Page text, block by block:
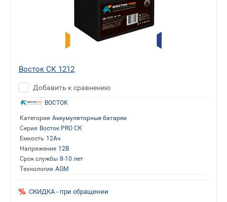
Восток СК 1212
Добавить к сравнению
ВОСТОК
Категория Аккумуляторные батареи
Серия Восток PRO СК
Емкость 12Ач
Напряжение 12В
Срок службы 8-10 лет
Технология AGM
СКИДКА - при обращении